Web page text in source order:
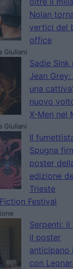
Nolan
vertici del
office
Giuliani
Sadie Sink
Jean Grey:
una
nuovo
X-Men nel
Giuliani
Il
Spugna
poster
edizione
Trieste
Festival
Serpenti:
il poster
anticipano
con